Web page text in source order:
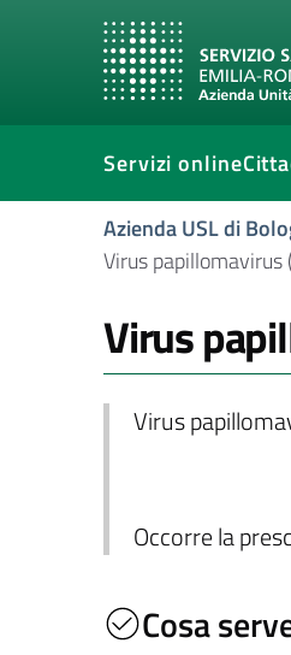
Servizi online
Azienda USL di
Virus papillomavirus
Virus
Virus
Occorre la
Cosa